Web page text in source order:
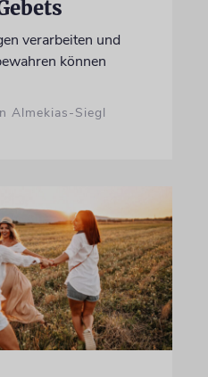
verarbeiten und
können
Almekias-Siegl